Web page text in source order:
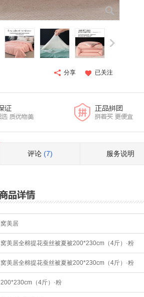
分享 已关注
评论 (7) 服务说明
窝美居
窝美居全棉提花蚕丝被夏被200*230cm（4斤）·粉
窝美居全棉提花蚕丝被夏被200*230cm（4斤）·粉
200*230cm（4斤）·粉